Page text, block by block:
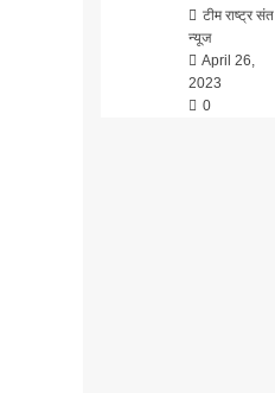
टीम राष्ट्र संत
न्यूज
April 26,
2023
0